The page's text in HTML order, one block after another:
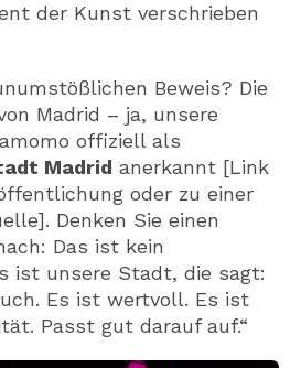
der Kunst verschrieben
Beweis? Die
Madrid – ja, unsere
offiziell als
Madrid anerkannt [Link
oder zu einer
Denken Sie einen
Das ist kein
ist unsere Stadt, die sagt:
Es ist wertvoll. Es ist
Passt gut darauf auf.“